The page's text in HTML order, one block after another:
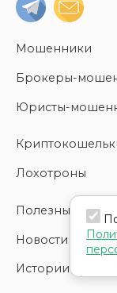
Мошенники
Брокеры-
Юристы-
Лохотроны
Полезные статьи
Новости
Истории